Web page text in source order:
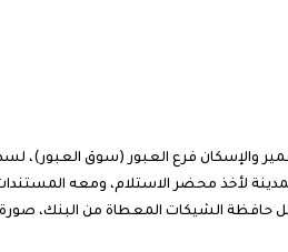
والإسكان فرع العبور (سوق
لأخذ محضر الاستلام، ومعه
حافظة الشيكات المعطاة من البنك،